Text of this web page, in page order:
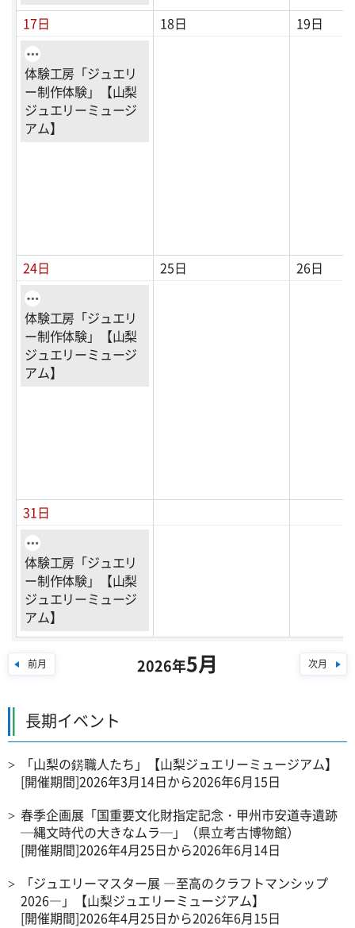
17日 18日 19日
体験工房「ジュエリ
ー制作体験」【山梨
ジュエリーミュージ
アム】
24日 25日 26日
体験工房「ジュエリ
ー制作体験」【山梨
ジュエリーミュージ
アム】
31日
体験工房「ジュエリ
ー制作体験」【山梨
ジュエリーミュージ
アム】
前月 2026年5月 次月
長期イベント
「山梨の錺職人たち」【山梨ジュエリーミュージアム】
[開催期間]2026年3月14日から2026年6月15日
春季企画展「国重要文化財指定記念・甲州市安道寺遺跡
─縄文時代の大きなムラ─」（県立考古博物館）
[開催期間]2026年4月25日から2026年6月14日
「ジュエリーマスター展 ―至高のクラフトマンシップ
2026―」【山梨ジュエリーミュージアム】
[開催期間]2026年4月25日から2026年6月15日